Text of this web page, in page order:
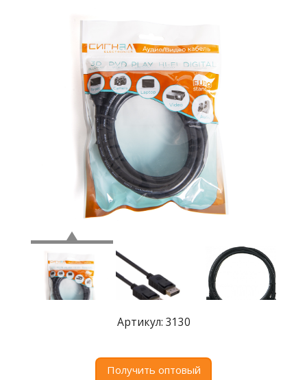
Сотрудничество
Сертификаты
Артикул: 3130
Получить оптовый